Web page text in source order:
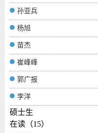
孙亚兵
杨旭
苗杰
崔峰峰
郭广报
李洋
硕士生
在读（15）